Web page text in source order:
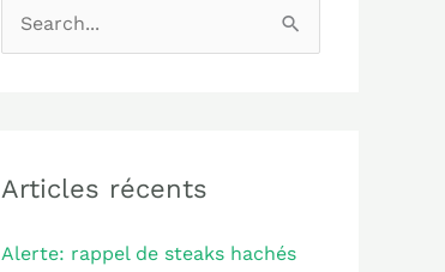
e
c
Articles récents
Alerte: rappel de steaks hachés